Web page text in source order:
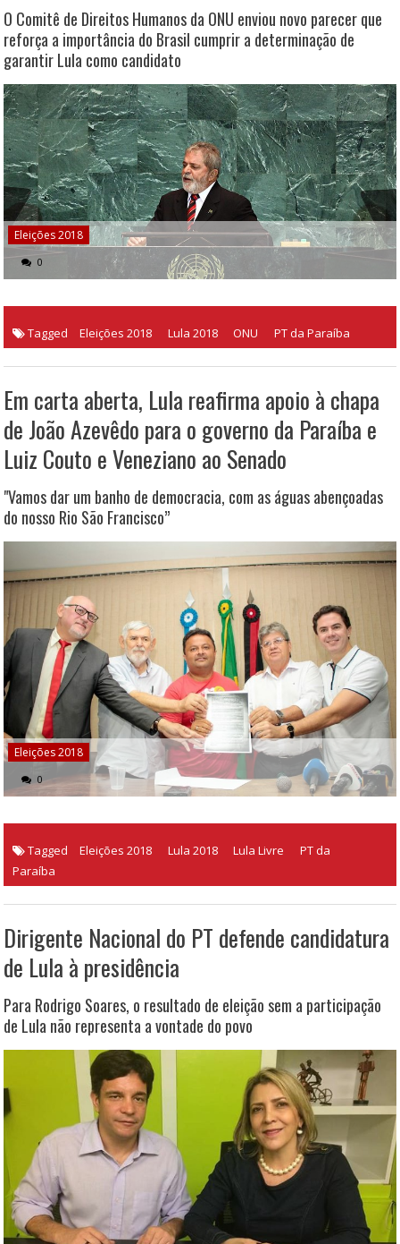
O Comitê de Direitos Humanos da ONU enviou novo parecer que
reforça a importância do Brasil cumprir a determinação de
garantir Lula como candidato
Eleições 2018
0
Tagged Eleições 2018 Lula 2018 ONU PT da Paraíba
Em carta aberta, Lula reafirma apoio à chapa
de João Azevêdo para o governo da Paraíba e
Luiz Couto e Veneziano ao Senado
"Vamos dar um banho de democracia, com as águas abençoadas
do nosso Rio São Francisco”
Eleições 2018
0
Tagged Eleições 2018 Lula 2018 Lula Livre
PT da
Paraíba
Dirigente Nacional do PT defende candidatura
de Lula à presidência
Para Rodrigo Soares, o resultado de eleição sem a participação
de Lula não representa a vontade do povo